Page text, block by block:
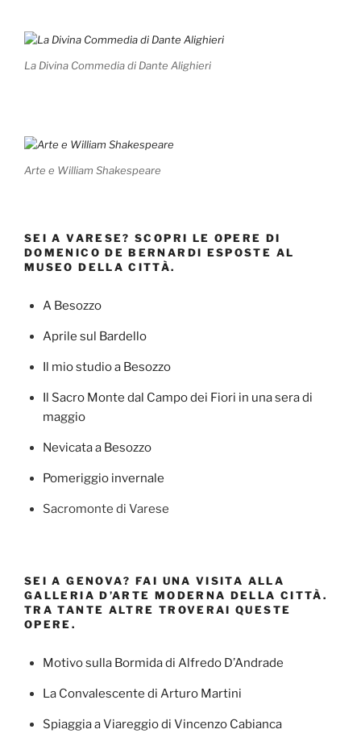
La Divina Commedia di Dante Alighieri
Arte e William Shakespeare
SEI A VARESE? SCOPRI LE OPERE DI
DOMENICO DE BERNARDI ESPOSTE AL
MUSEO DELLA CITTÀ.
A Besozzo
Aprile sul Bardello
Il mio studio a Besozzo
Il Sacro Monte dal Campo dei Fiori in una sera di
maggio
Nevicata a Besozzo
Pomeriggio invernale
Sacromonte di Varese
SEI A GENOVA? FAI UNA VISITA ALLA
GALLERIA D’ARTE MODERNA DELLA CITTÀ.
TRA TANTE ALTRE TROVERAI QUESTE
OPERE.
Motivo sulla Bormida di Alfredo D’Andrade
La Convalescente di Arturo Martini
Spiaggia a Viareggio di Vincenzo Cabianca